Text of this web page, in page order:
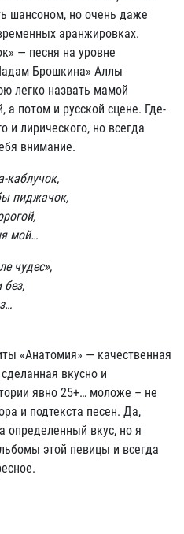
шансоном, но очень даже
аранжировках.
— песня на уровне
Брошкина» Аллы
легко назвать мамой
а потом и русской сцене. Где-
и лирического, но всегда
внимание.
каблучок,
пиджачок,
мой…
чудес»,
без,
«Анатомия» — качественная
вкусно и
явно 25+… моложе – не
и подтекста песен. Да,
определенный вкус, но я
этой певицы и всегда